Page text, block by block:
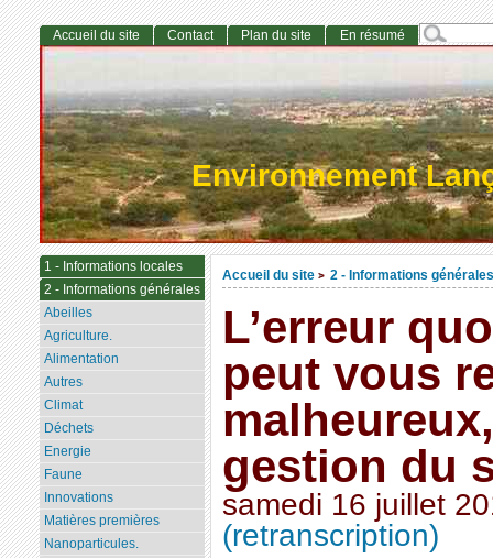
Environnement
Accueil du site > 2 - Informations générales
L’erreur
peut vous
gestion du
samedi 16 juillet
(retranscription)
Accueil du site Contact Plan du site En résumé
1 - Informations locales
2 - Informations générales
Abeilles
Agriculture.
Alimentation
Autres
Climat
Déchets
Energie
Faune
Innovations
Matières premières
Nanoparticules.